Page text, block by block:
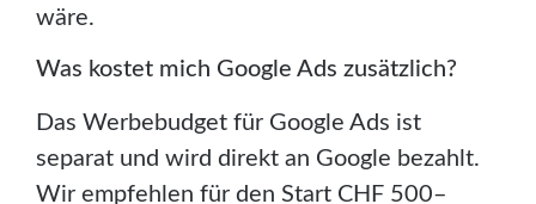
wäre.
Was kostet mich Google Ads zusätzlich?
Das Werbebudget für Google Ads ist
separat und wird direkt an Google bezahlt.
Wir empfehlen für den Start CHF 500–